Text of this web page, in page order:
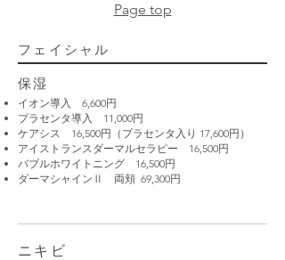
Page top
フェイシャル
イオン導入 6,600円
プラセンタ導入 11,000円
ケアシス 16,500円（プラセンタ入り 17,600円）
アイストランスダーマルセラピー 16,500円
バブルホワイトニング 16,500円
ダーマシャインⅡ 両頬 69,300円
保湿
ニキビ